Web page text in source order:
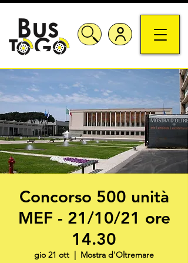
Concorso 500 unità
MEF - 21/10/21 ore
14.30
gio 21 ott
  |
Mostra d'Oltremare